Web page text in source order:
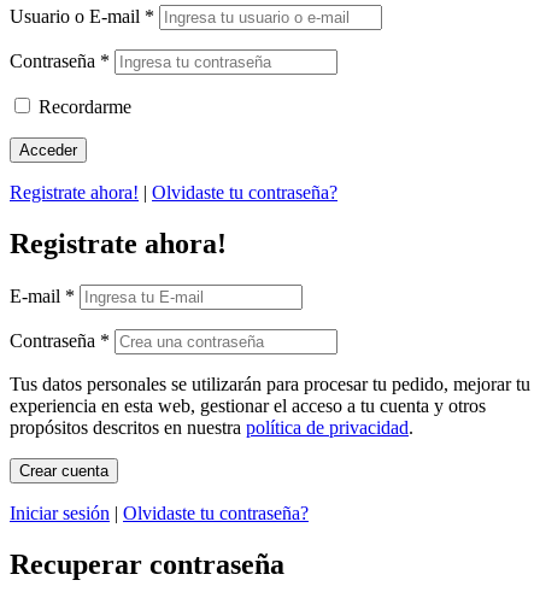
Usuario o E-mail *
Contraseña *
Recordarme
Registrate ahora! | Olvidaste tu contraseña?
Registrate ahora!
E-mail *
Contraseña *
Tus datos personales se utilizarán para procesar tu pedido, mejorar tu
experiencia en esta web, gestionar el acceso a tu cuenta y otros
propósitos descritos en nuestra política de privacidad.
Iniciar sesión | Olvidaste tu contraseña?
Recuperar contraseña